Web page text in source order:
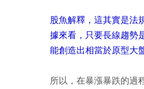
股魚解釋，這其實是法
據來看，只要長線趨勢
能創造出相當於原型大
所以，在暴漲暴跌的過